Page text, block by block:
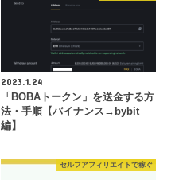
2023.1.24
「BOBAトークン」を送金する方
法・手順【バイナンス→bybit
編】
セルフアフィリエイトで稼ぐ